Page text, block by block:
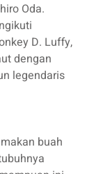
Oda.
D. Luffy,
dengan
legendaris
buah